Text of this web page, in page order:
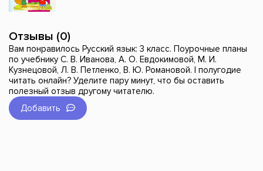
Отзывы (0)
Вам понравилось Русский язык: 3 класс. Поурочные планы
по учебнику С. В. Иванова, А. О. Евдокимовой, М. И.
Кузнецовой, Л. В. Петленко, В. Ю. Романовой. I полугодие
читать онлайн? Уделите пару минут, что бы оставить
полезный отзыв другому читателю.
Добавить